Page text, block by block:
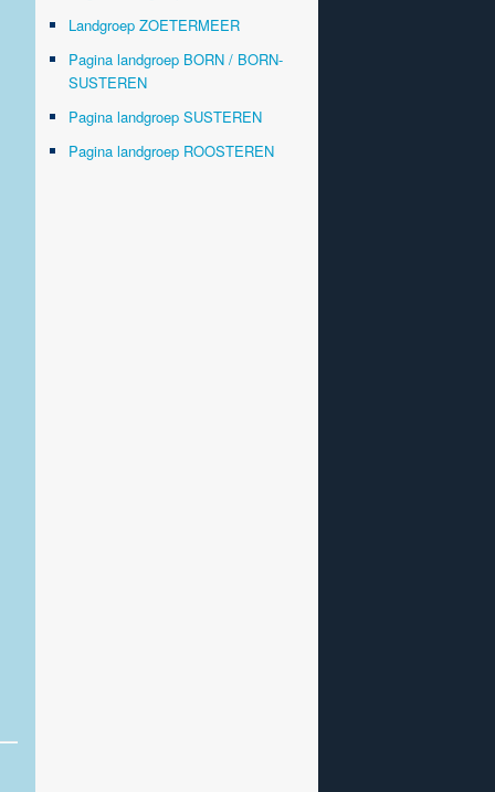
Landgroep ZOETERMEER
Pagina landgroep BORN / BORN-
SUSTEREN
Pagina landgroep SUSTEREN
Pagina landgroep ROOSTEREN